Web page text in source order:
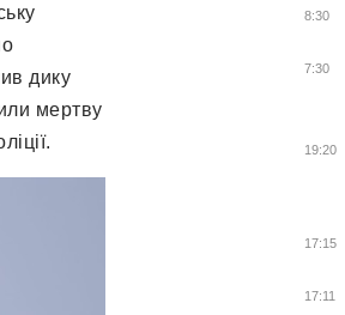
дику
мертву
8:30
7:30
19:20
17:15
17:11